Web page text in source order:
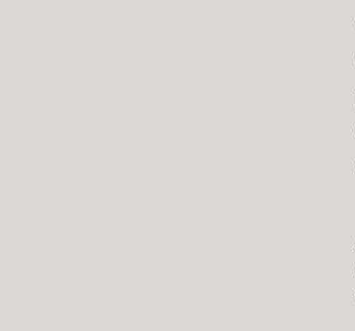
étages Bureaux - 2 200
»